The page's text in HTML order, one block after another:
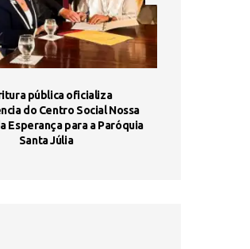
pública oficializa
do Centro Social Nossa
Esperança para a Paróquia
Santa Júlia